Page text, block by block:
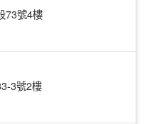
73號4樓
3號2樓